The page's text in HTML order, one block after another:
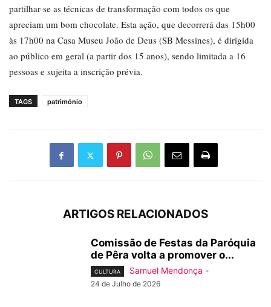
partilhar-se as técnicas de transformação com todos os que
apreciam um bom chocolate. Esta ação, que decorrerá das 15h00
às 17h00 na Casa Museu João de Deus (SB Messines), é dirigida
ao público em geral (a partir dos 15 anos), sendo limitada a 16
pessoas e sujeita a inscrição prévia.
TAGS património
ARTIGOS RELACIONADOS
Comissão de Festas da Paróquia
de Pêra volta a promover o...
CULTURA Samuel Mendonça -
24 de Julho de 2026